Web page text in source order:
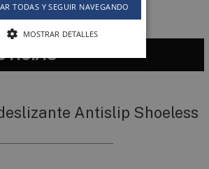
Antislip Shoeless
TODAS Y SEGUIR NAVEGANDO
MOSTRAR DETALLES